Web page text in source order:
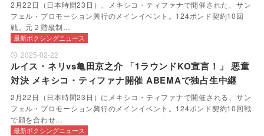
2月22日（日本時間23日）、メキシコ・ティファナで開催された、サン
フェル・プロモーション興行のメインイベント。124ポンド契約10回
戦。元２階級制…
最新ボクシングニュース
2025-02-22
ルイス・ネリvs亀田京之介 「1ラウンドKO宣言！」 悪童
対決 メキシコ・ティファナ開催 ABEMAで独占生中継
2月22日（日本時間23日）にメキシコ・ティファナで開催される、サン
フェル・プロモーション興行のメインイベント。124ポンド契約10回戦
で顔を合わせ…
最新ボクシングニュース